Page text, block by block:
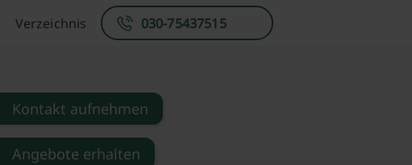
Verzeichnis 030-75437515
Kontakt aufnehmen
Angebote erhalten